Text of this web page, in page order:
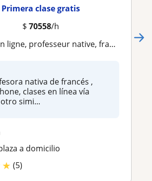
Primera clase gratis
$ 70558/h
professeur native, francophone
nativa de francés ,
clases en línea vía
simi...
a domicilio
★ (5)